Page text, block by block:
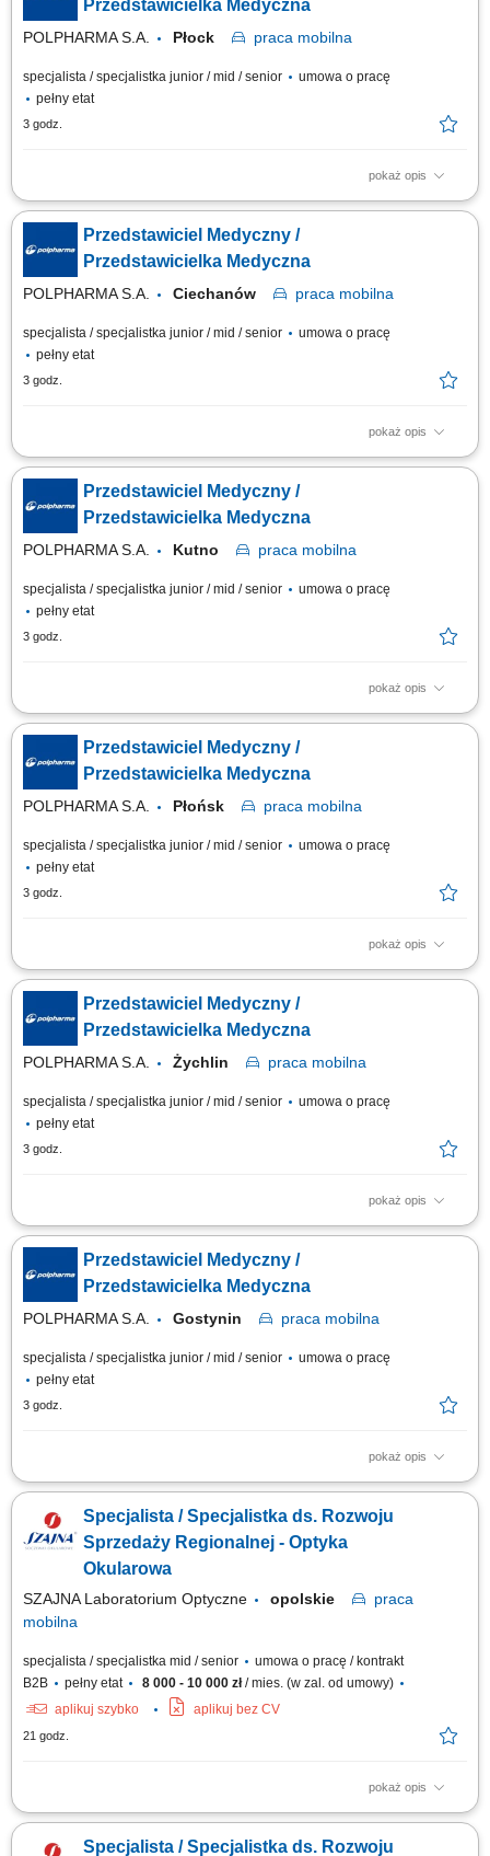
farmaceutycznego. Dbanie o realizację...
Przedstawicielka Medyczna
POLPHARMA S.A. Płock praca mobilna
specjalista / specjalistka junior / mid / senior
umowa o pracę
pełny etat
3 godz.
pokaż opis
Zakres obowiązków: Rozwijanie współpracy z lekarzami oraz
prezentowanie produktów farmaceutycznych na wyznaczonym obszarze
działania. Budowanie zaufania i trwałych relacji z przedstawicielami
środowiska medycznego. Udział w wydarzeniach naukowych i
branżowych oraz reprezentowanie firmy na...
Przedstawiciel Medyczny /
Przedstawicielka Medyczna
POLPHARMA S.A. Ciechanów praca mobilna
specjalista / specjalistka junior / mid / senior
umowa o pracę
pełny etat
3 godz.
pokaż opis
Zakres obowiązków: Rozwijanie współpracy z lekarzami oraz
prezentowanie produktów farmaceutycznych na wyznaczonym obszarze
działania. Budowanie zaufania i trwałych relacji z przedstawicielami
środowiska medycznego. Udział w wydarzeniach naukowych i
branżowych oraz reprezentowanie firmy na...
Przedstawiciel Medyczny /
Przedstawicielka Medyczna
POLPHARMA S.A. Kutno praca mobilna
specjalista / specjalistka junior / mid / senior
umowa o pracę
pełny etat
3 godz.
pokaż opis
Zakres obowiązków: Rozwijanie współpracy z lekarzami oraz
prezentowanie produktów farmaceutycznych na wyznaczonym obszarze
działania. Budowanie zaufania i trwałych relacji z przedstawicielami
środowiska medycznego. Udział w wydarzeniach naukowych i
branżowych oraz reprezentowanie firmy na...
Przedstawiciel Medyczny /
Przedstawicielka Medyczna
POLPHARMA S.A. Płońsk praca mobilna
specjalista / specjalistka junior / mid / senior
umowa o pracę
pełny etat
3 godz.
pokaż opis
Zakres obowiązków: Rozwijanie współpracy z lekarzami oraz
prezentowanie produktów farmaceutycznych na wyznaczonym obszarze
działania. Budowanie zaufania i trwałych relacji z przedstawicielami
środowiska medycznego. Udział w wydarzeniach naukowych i
branżowych oraz reprezentowanie firmy na...
Przedstawiciel Medyczny /
Przedstawicielka Medyczna
POLPHARMA S.A. Żychlin praca mobilna
specjalista / specjalistka junior / mid / senior
umowa o pracę
pełny etat
3 godz.
pokaż opis
Zakres obowiązków: Rozwijanie współpracy z lekarzami oraz
prezentowanie produktów farmaceutycznych na wyznaczonym obszarze
działania. Budowanie zaufania i trwałych relacji z przedstawicielami
środowiska medycznego. Udział w wydarzeniach naukowych i
branżowych oraz reprezentowanie firmy na...
Przedstawiciel Medyczny /
Przedstawicielka Medyczna
POLPHARMA S.A. Gostynin praca mobilna
specjalista / specjalistka junior / mid / senior
umowa o pracę
pełny etat
3 godz.
pokaż opis
Zakres obowiązków: Rozwijanie współpracy z lekarzami oraz
działania. Budowanie zaufania i trwałych relacji z przedstawicielami
środowiska medycznego. Udział w wydarzeniach naukowych i
branżowych oraz reprezentowanie firmy na...
Specjalista / Specjalistka ds. Rozwoju
Sprzedaży Regionalnej - Optyka
Okularowa
SZAJNA Laboratorium Optyczne opolskie
praca
mobilna
specjalista / specjalistka mid / senior
umowa o pracę / kontrakt
B2B
pełny etat 8 000 - 10 000 zł/ mies. (w zal. od umowy)
aplikuj szybko
aplikuj bez CV
21 godz.
pokaż opis
Opis stanowiska Kompleksowa opieka nad obecną siecią partnerów
punktów handlowych. Dbanie o stałą realizację planów sprzedażowych w
Specjalista / Specjalistka ds. Rozwoju